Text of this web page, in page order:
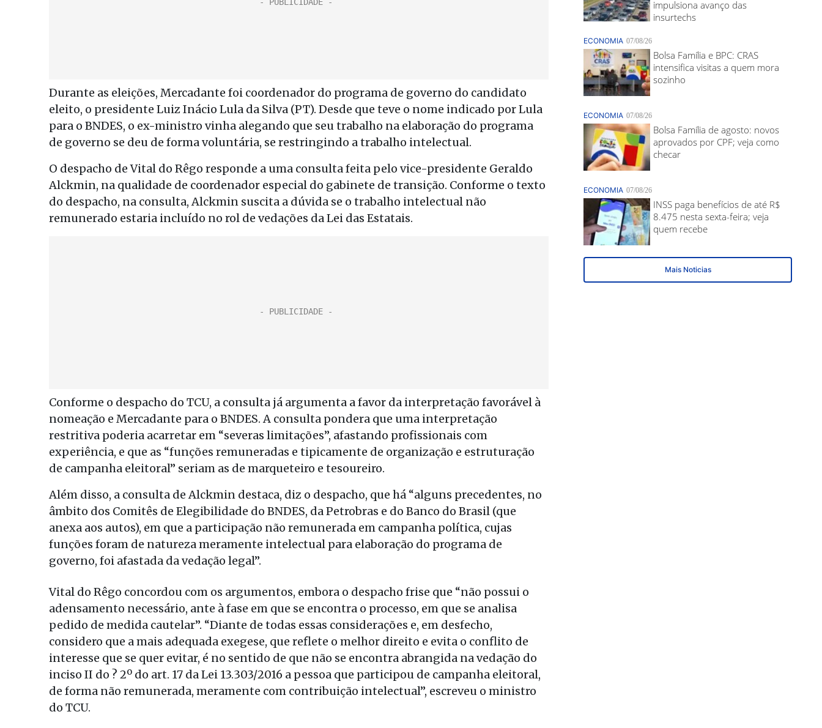
Durante as eleições, Mercadante foi coordenador do programa de governo do candidato
eleito, o presidente Luiz Inácio Lula da Silva (PT). Desde que teve o nome indicado por Lula
para o BNDES, o ex-ministro vinha alegando que seu trabalho na elaboração do programa
de governo se deu de forma voluntária, se restringindo a trabalho intelectual.
O despacho de Vital do Rêgo responde a uma consulta feita pelo vice-presidente Geraldo
Alckmin, na qualidade de coordenador especial do gabinete de transição. Conforme o texto
do despacho, na consulta, Alckmin suscita a dúvida se o trabalho intelectual não
remunerado estaria incluído no rol de vedações da Lei das Estatais.
Conforme o despacho do TCU, a consulta já argumenta a favor da interpretação favorável à
nomeação e Mercadante para o BNDES. A consulta pondera que uma interpretação
restritiva poderia acarretar em “severas limitações”, afastando profissionais com
experiência, e que as “funções remuneradas e tipicamente de organização e estruturação
de campanha eleitoral” seriam as de marqueteiro e tesoureiro.
Além disso, a consulta de Alckmin destaca, diz o despacho, que há “alguns precedentes, no
âmbito dos Comitês de Elegibilidade do BNDES, da Petrobras e do Banco do Brasil (que
anexa aos autos), em que a participação não remunerada em campanha política, cujas
funções foram de natureza meramente intelectual para elaboração do programa de
governo, foi afastada da vedação legal”.
Vital do Rêgo concordou com os argumentos, embora o despacho frise que “não possui o
adensamento necessário, ante à fase em que se encontra o processo, em que se analisa
pedido de medida cautelar”. “Diante de todas essas considerações e, em desfecho,
considero que a mais adequada exegese, que reflete o melhor direito e evita o conflito de
interesse que se quer evitar, é no sentido de que não se encontra abrangida na vedação do
inciso II do ? 2º do art. 17 da Lei 13.303/2016 a pessoa que participou de campanha eleitoral,
de forma não remunerada, meramente com contribuição intelectual”, escreveu o ministro
do TCU.